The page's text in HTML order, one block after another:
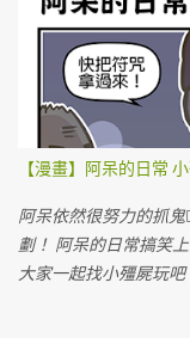
【漫畫】阿呆的日常
阿呆依然很努力的抓
劃！ 阿呆的日常搞笑
大家一起找小殭屍玩